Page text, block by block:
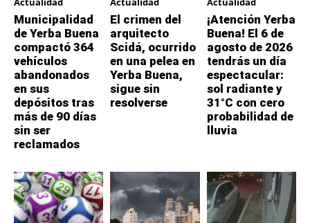
Municipalidad
de Yerba Buena
compactó 364
vehículos
abandonados
en sus
depósitos tras
más de 90 días
sin ser
reclamados
El crimen del
arquitecto
Scidá, ocurrido
en una pelea en
Yerba Buena,
sigue sin
resolverse
¡Atención Yerba
Buena! El 6 de
agosto de 2026
tendrás un día
espectacular:
sol radiante y
31°C con cero
probabilidad de
lluvia